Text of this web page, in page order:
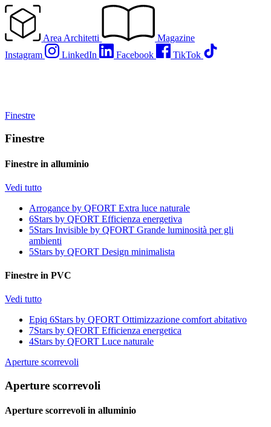
Vai
contenuto
Area Architetti
Magazine
Instagram
LinkedIn Facebook TikTok
Finestre
Finestre
Finestre in alluminio
Vedi tutto
Arrogance by QFORT Extra luce naturale
6Stars by QFORT Efficienza energetiva
5Stars Invisible by QFORT Grande luminosità per gli
ambienti
5Stars by QFORT Design minimalista
Finestre in PVC
Vedi tutto
Epiq 6Stars by QFORT Ottimizzazione comfort abitativo
7Stars by QFORT Efficienza energetica
4Stars by QFORT Luce naturale
Aperture scorrevoli
Aperture scorrevoli
Aperture scorrevoli in alluminio